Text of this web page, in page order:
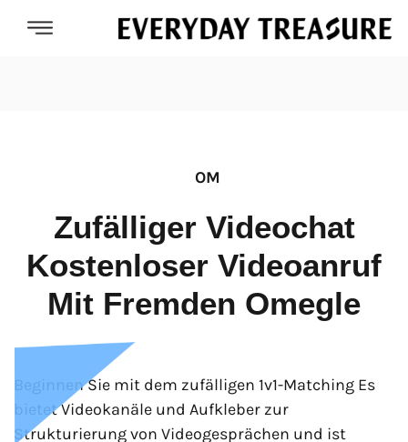
OM
Zufälliger Videochat
Kostenloser Videoanruf
Mit Fremden Omegle
Beginnen Sie mit dem zufälligen 1v1-Matching Es
bietet Videokanäle und Aufkleber zur
Strukturierung von Videogesprächen und ist